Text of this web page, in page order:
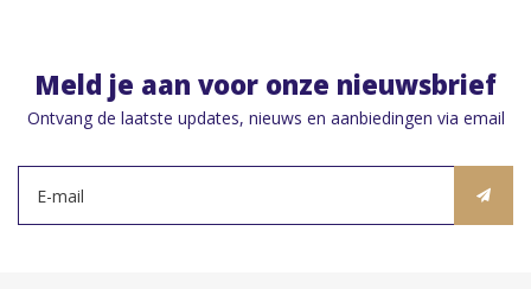
Meld je aan voor onze nieuwsbrief
Ontvang de laatste updates, nieuws en aanbiedingen via email